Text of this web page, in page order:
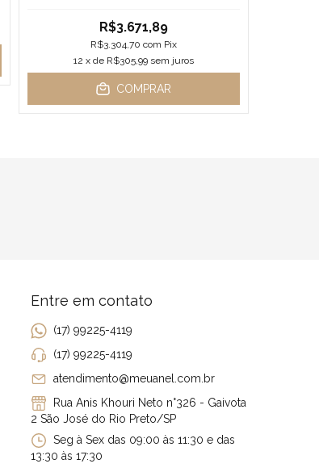
R$3.671,89
R$3.304,70 com Pix
12 x de R$305,99 sem juros
COMPRAR
Entre em contato
(17) 99225-4119
(17) 99225-4119
atendimento@meuanel.com.br
Rua Anis Khouri Neto n°326 - Gaivota
2 São José do Rio Preto/SP
Seg à Sex das 09:00 às 11:30 e das
13:30 às 17:30